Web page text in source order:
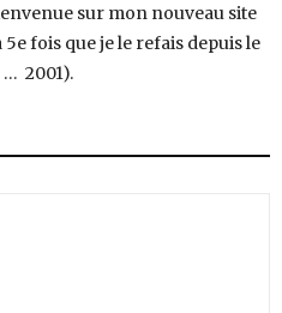
sur mon nouveau site
fois que je le refais depuis le
… 2001).